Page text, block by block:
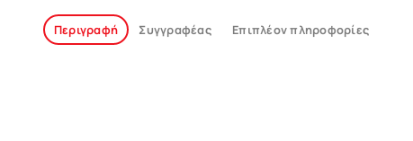
Περιγραφή Συγγραφέας Επιπλέον πληροφορίες